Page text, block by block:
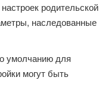
родительской
наследованные
умолчанию для
могут быть